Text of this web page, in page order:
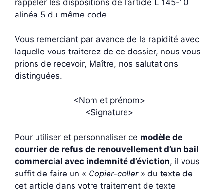
rappeler les dispositions de l’article L 145-10
alinéa 5 du même code.
Vous remerciant par avance de la rapidité avec
laquelle vous traiterez de ce dossier, nous vous
prions de recevoir, Maître, nos salutations
distinguées.
<Nom et prénom>
<Signature>
Pour utiliser et personnaliser ce modèle de
courrier de refus de renouvellement d’un bail
commercial avec indemnité d’éviction, il vous
suffit de faire un « Copier-coller» du texte de
cet article dans votre traitement de texte